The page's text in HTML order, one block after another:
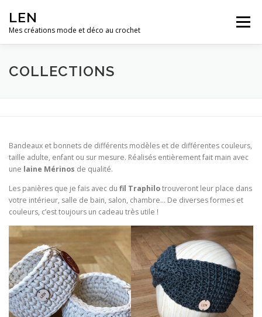
contenu
LEN
Mes créations mode et déco au crochet
Menu
LEN CRÉATION CROCHET, À AUSSOIS EN SAVOIE
COLLECTIONS
Bandeaux et bonnets de différents modèles et de différentes couleurs,
taille adulte, enfant ou sur mesure. Réalisés entièrement fait main avec
une laine Mérinos de qualité.
Les panières que je fais avec du fil Traphilotrouveront leur place dans
votre intérieur, salle de bain, salon, chambre… De diverses formes et
couleurs, c’est toujours un cadeau très utile !